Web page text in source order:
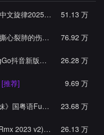
【55Y串烧大赛】DJ小钱 - 全中文旋律2025抖音热播精选串烧 51.13 万
【55Y独家】DJ国飞 - 全女声撕心裂肺的伤感情歌精选集-HiFi高清立体声车载连版大碟 76.92 万
DJ婷姐 - 全中文国粤语LettingGo抖音新版慢摇串烧 [推荐]
26.28 万
[推荐] 9.69 万
【55Y独家】Dj疯丫头《打歌妹》国粤语Funk音乐抖音热播55Y车载串烧 23.68 万
Beyond - 长城(DjBin Electro Rmx 2023 v2)[热门]26.13 万